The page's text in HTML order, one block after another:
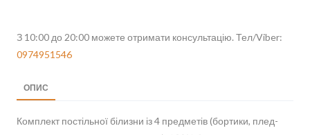
З 10:00 до 20:00 можете отримати консультацію. Тел/Viber:
0974951546
ОПИС
Комплект постільної білизни із 4 предметів (бортики, плед-